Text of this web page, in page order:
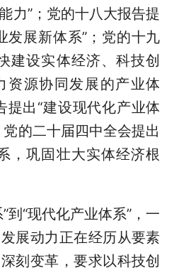
力”；党的十八大报告提
发展新体系”；党的十九
建设实体经济、科技创
资源协同发展的产业体
提出“建设现代化产业体
的二十届四中全会提出
，巩固壮大实体经济根
“现代化产业体系”，一
展动力正在经历从要素
刻变革，要求以科技创